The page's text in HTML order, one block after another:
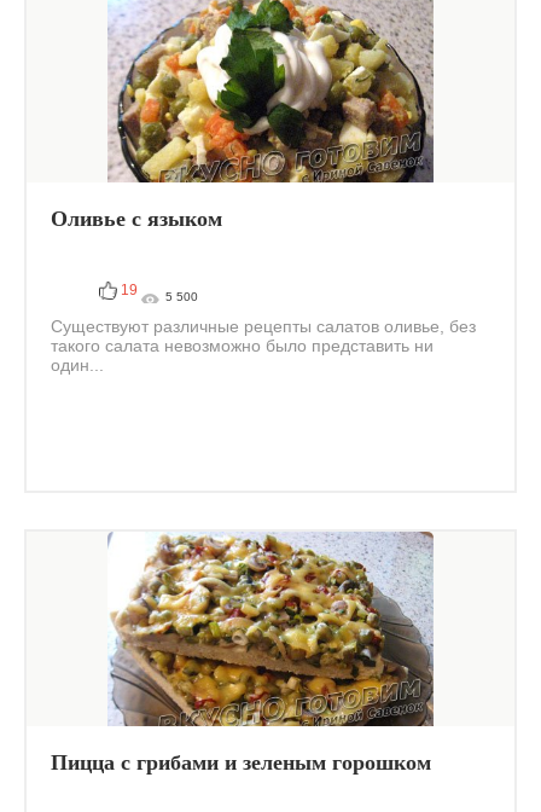
Оливье с языком
19 5 500
Существуют различные рецепты салатов оливье, без
такого салата невозможно было представить ни
один...
Пицца с грибами и зеленым горошком